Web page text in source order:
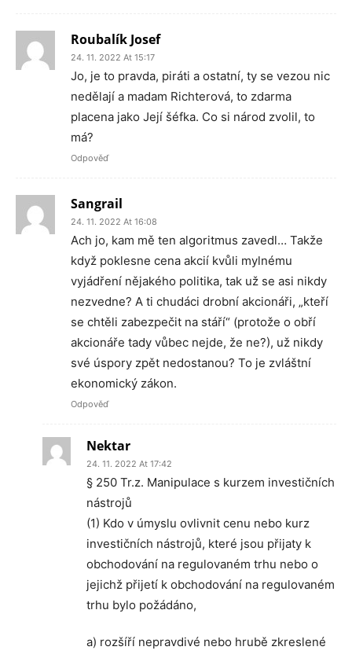
Roubalík Josef
24. 11. 2022 At 15:17
Jo, je to pravda, piráti a ostatní, ty se vezou nic
nedělají a madam Richterová, to zdarma
placena jako Její šéfka. Co si národ zvolil, to
má?
Odpověď
Sangrail
24. 11. 2022 At 16:08
Ach jo, kam mě ten algoritmus zavedl… Takže
když poklesne cena akcií kvůli mylnému
vyjádření nějakého politika, tak už se asi nikdy
nezvedne? A ti chudáci drobní akcionáři, „kteří
se chtěli zabezpečit na stáří“ (protože o obří
akcionáře tady vůbec nejde, že ne?), už nikdy
své úspory zpět nedostanou? To je zvláštní
ekonomický zákon.
Odpověď
Nektar
24. 11. 2022 At 17:42
§ 250 Tr.z. Manipulace s kurzem investičních
nástrojů
(1) Kdo v úmyslu ovlivnit cenu nebo kurz
investičních nástrojů, které jsou přijaty k
obchodování na regulovaném trhu nebo o
jejichž přijetí k obchodování na regulovaném
trhu bylo požádáno,
a) rozšíří nepravdivé nebo hrubě zkreslené